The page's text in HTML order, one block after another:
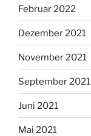
Februar 2022
Dezember 2021
November 2021
September 2021
Juni 2021
Mai 2021